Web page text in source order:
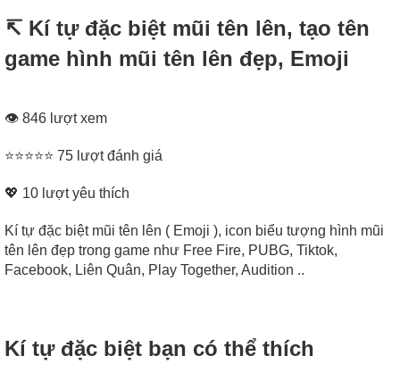
↸ Kí tự đặc biệt mũi tên lên, tạo tên
game hình mũi tên lên đẹp, Emoji
👁 846 lượt xem
⭐⭐⭐⭐⭐ 75 lượt đánh giá
💖 10 lượt yêu thích
Kí tự đặc biệt mũi tên lên ( Emoji ), icon biểu tượng hình mũi
tên lên đẹp trong game như Free Fire, PUBG, Tiktok,
Facebook, Liên Quân, Play Together, Audition ..
Kí tự đặc biệt bạn có thể thích